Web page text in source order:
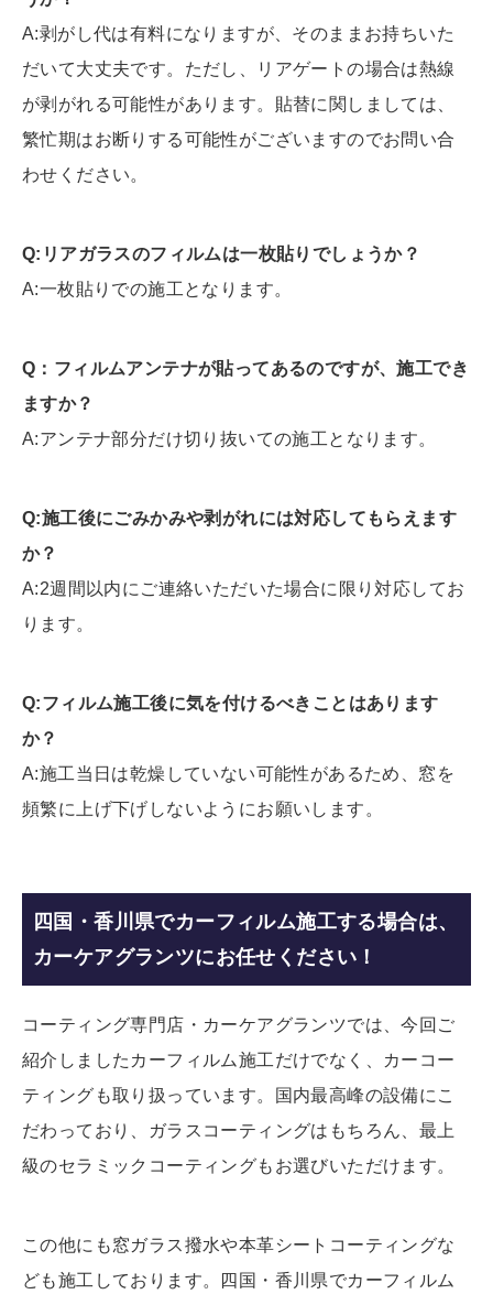
A:剥がし代は有料になりますが、そのままお持ちいた
だいて大丈夫です。ただし、リアゲートの場合は熱線
が剥がれる可能性があります。貼替に関しましては、
繁忙期はお断りする可能性がございますのでお問い合
わせください。
Q:リアガラスのフィルムは一枚貼りでしょうか？
A:一枚貼りでの施工となります。
Q：フィルムアンテナが貼ってあるのですが、施工でき
ますか？
A:アンテナ部分だけ切り抜いての施工となります。
Q:施工後にごみかみや剥がれには対応してもらえます
か？
A:2週間以内にご連絡いただいた場合に限り対応してお
ります。
Q:フィルム施工後に気を付けるべきことはあります
か？
A:施工当日は乾燥していない可能性があるため、窓を
頻繁に上げ下げしないようにお願いします。
四国・香川県でカーフィルム施工する場合は、
カーケアグランツにお任せください！
コーティング専門店・カーケアグランツでは、今回ご
紹介しましたカーフィルム施工だけでなく、カーコー
ティングも取り扱っています。国内最高峰の設備にこ
だわっており、ガラスコーティングはもちろん、最上
級のセラミックコーティングもお選びいただけます。
この他にも窓ガラス撥水や本革シートコーティングな
ども施工しております。四国・香川県でカーフィルム